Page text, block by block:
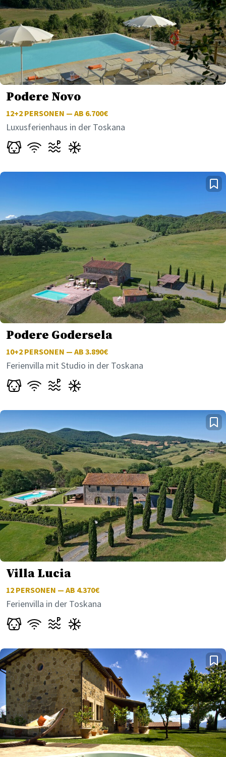
Podere Novo
12+2 PERSONEN — AB 6.700€
Luxusferienhaus in der Toskana
Podere Godersela
10+2 PERSONEN — AB 3.890€
Ferienvilla mit Studio in der Toskana
Villa Lucia
12 PERSONEN — AB 4.370€
Ferienvilla in der Toskana